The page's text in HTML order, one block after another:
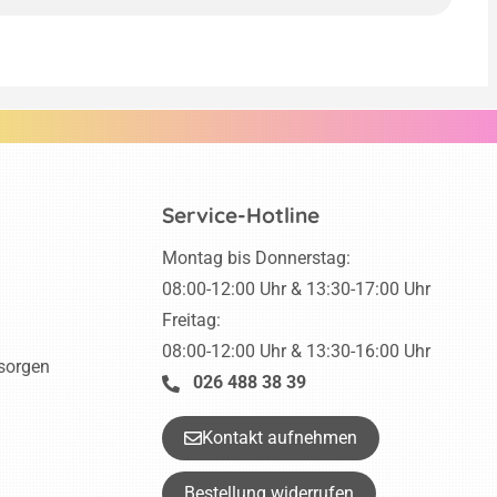
Service-Hotline
Montag bis Donnerstag:
08:00-12:00 Uhr & 13:30-17:00 Uhr
Freitag:
08:00-12:00 Uhr & 13:30-16:00 Uhr
026 488 38 39
Kontakt aufnehmen
Bestellung widerrufen